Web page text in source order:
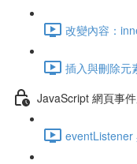
改變內容：
插入與刪除元
JavaScript 網頁事
eventListener